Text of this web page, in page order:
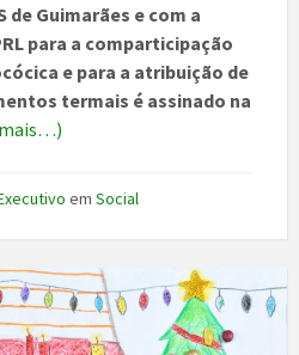
de Guimarães e com a
para a comparticipação
e para a atribuição de
termais é assinado na
em Social